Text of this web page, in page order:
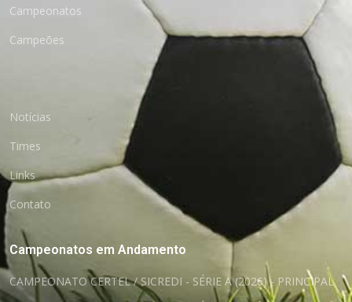
Campeonatos
Campeões
Notícias
Times
Links
Contato
Campeonatos em Andamento
CAMPEONATO CERTEL / SICREDI - SÉRIE A (2026) - PRINCIPAL